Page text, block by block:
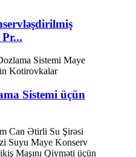
Pr...
Sistemi üçün